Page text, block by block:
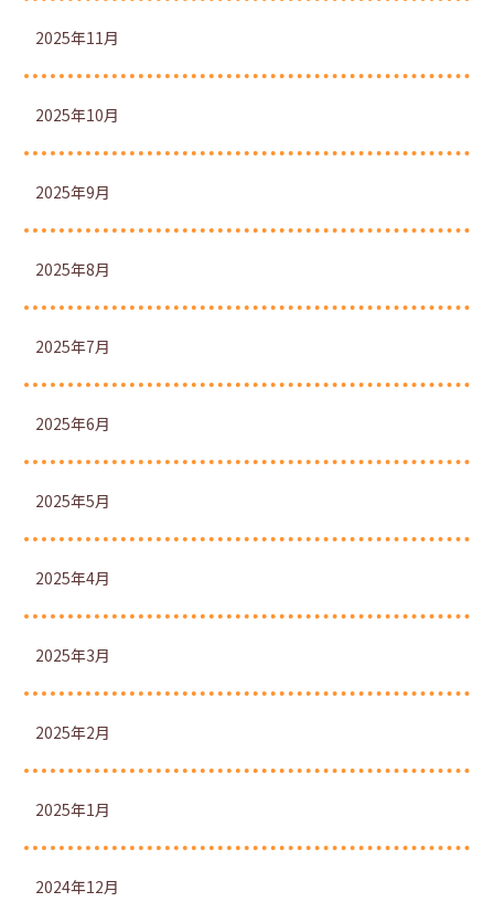
2025年11月
2025年10月
2025年9月
2025年8月
2025年7月
2025年6月
2025年5月
2025年4月
2025年3月
2025年2月
2025年1月
2024年12月